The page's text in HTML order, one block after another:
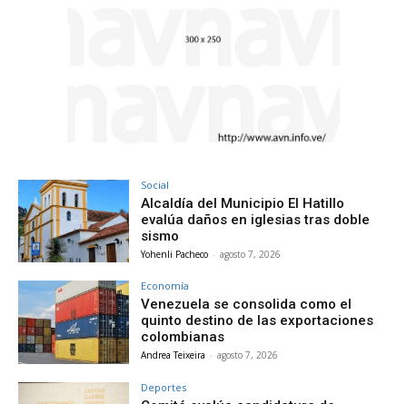
Social
Alcaldía del Municipio El Hatillo
evalúa daños en iglesias tras doble
sismo
Yohenli Pacheco - agosto 7, 2026
Economía
Venezuela se consolida como el
quinto destino de las exportaciones
colombianas
Andrea Teixeira - agosto 7, 2026
Deportes